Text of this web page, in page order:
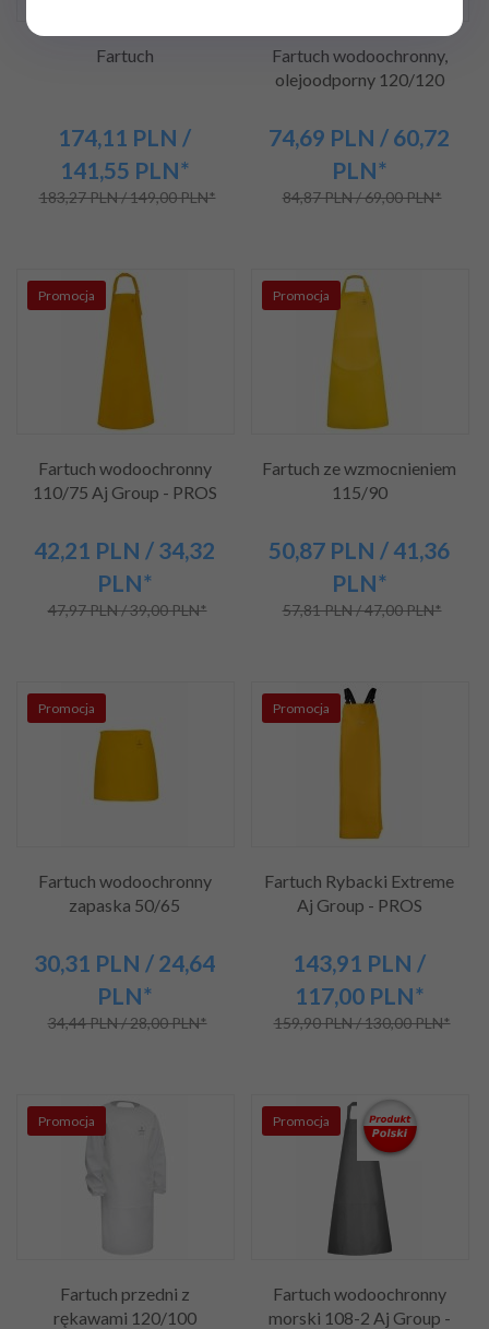
Fartuch
174,11 PLN /
141,55 PLN*
183,27 PLN / 149,00 PLN*
Fartuch wodoochronny,
olejoodporny 120/120
74,69 PLN / 60,72
PLN*
84,87 PLN / 69,00 PLN*
Promocja
Fartuch wodoochronny
110/75 Aj Group - PROS
42,21 PLN / 34,32
PLN*
47,97 PLN / 39,00 PLN*
Promocja
Fartuch ze wzmocnieniem
115/90
50,87 PLN / 41,36
PLN*
57,81 PLN / 47,00 PLN*
Promocja
Fartuch wodoochronny
zapaska 50/65
30,31 PLN / 24,64
PLN*
34,44 PLN / 28,00 PLN*
Promocja
Fartuch Rybacki Extreme
Aj Group - PROS
143,91 PLN /
117,00 PLN*
159,90 PLN / 130,00 PLN*
Promocja
Fartuch przedni z
rękawami 120/100
Promocja
Fartuch wodoochronny
morski 108-2 Aj Group -